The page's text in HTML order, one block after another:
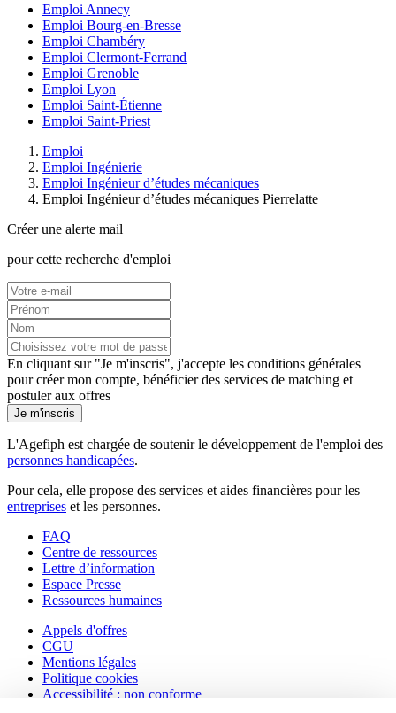
Emploi Annecy
Emploi Bourg-en-Bresse
Emploi Chambéry
Emploi Clermont-Ferrand
Emploi Grenoble
Emploi Lyon
Emploi Saint-Étienne
Emploi Saint-Priest
Emploi
Emploi Ingénierie
Emploi Ingénieur d’études mécaniques
Emploi Ingénieur d’études mécaniques Pierrelatte
Créer une alerte mail
pour cette recherche d'emploi
En cliquant sur "Je m'inscris", j'accepte les conditions générales
pour créer mon compte, bénéficier des services de matching et
postuler aux offres
Je m'inscris
L'Agefiph est chargée de soutenir le développement de l'emploi des
personnes handicapées.
Pour cela, elle propose des services et aides financières pour les
entreprises et les personnes.
FAQ
Centre de ressources
Lettre d’information
Espace Presse
Ressources humaines
Appels d'offres
CGU
Mentions légales
Politique cookies
Accessibilité : non conforme